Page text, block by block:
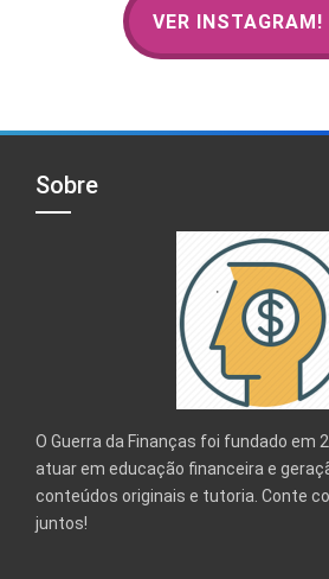
VER INSTAGRAM!
Sobre
O Guerra da Finanças foi fundado em
atuar em educação financeira e
conteúdos originais e tutoria. Conte
juntos!